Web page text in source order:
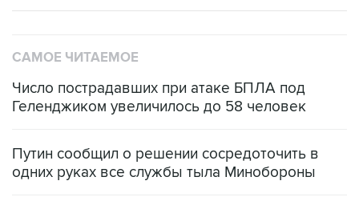
САМОЕ ЧИТАЕМОЕ
Число пострадавших при атаке БПЛА под
Геленджиком увеличилось до 58 человек
Путин сообщил о решении сосредоточить в
одних руках все службы тыла Минобороны